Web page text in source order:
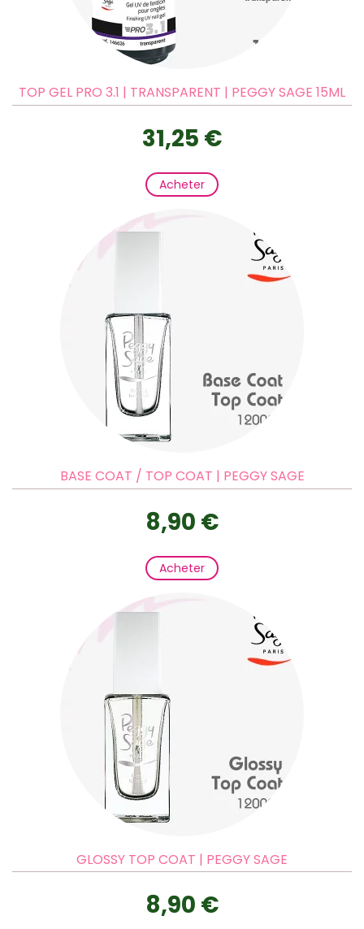
TOP GEL PRO 3.1 | TRANSPARENT | PEGGY SAGE 15ML
31,25 €
Acheter
BASE COAT / TOP COAT | PEGGY SAGE
8,90 €
Acheter
GLOSSY TOP COAT | PEGGY SAGE
8,90 €